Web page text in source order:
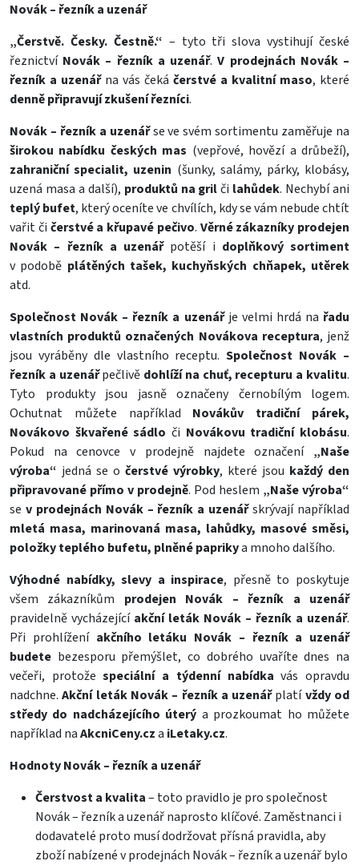
Novák – řezník a uzenář
„Čerstvě. Česky. Čestně.“ – tyto tři slova vystihují české
řeznictví Novák – řezník a uzenář.V prodejnách Novák –
řezník a uzenářna vás čeká čerstvé a kvalitní maso, které
denně připravují zkušení řezníci.
Novák – řezník a uzenářse ve svém sortimentu zaměřuje na
širokou nabídku českých mas (vepřové, hovězí a drůbeží),
zahraniční specialit, uzenin (šunky, salámy, párky, klobásy,
uzená masa a další), produktů na grilči lahůdek. Nechybí ani
teplý bufet, který oceníte ve chvílích, kdy se vám nebude chtít
vařit či čerstvé a křupavé pečivo. Věrné zákazníky prodejen
Novák – řezník a uzenářpotěší i doplňkový sortiment
v podobě plátěných tašek, kuchyňských chňapek, utěrek
atd.
Společnost Novák – řezník a uzenářje velmi hrdá na řadu
vlastních produktů označených Novákova receptura, jenž
jsou vyráběny dle vlastního receptu.Společnost Novák –
řezník a uzenářpečlivě dohlíží na chuť, recepturu a kvalitu.
Tyto produkty jsou jasně označeny černobílým logem.
Ochutnat můžete například Novákův tradiční párek,
Novákovo škvařené sádlo či Novákovu tradiční klobásu.
Pokud na cenovce v prodejně najdete označení „Naše
výroba“ jedná se o čerstvé výrobky, které jsou každý den
připravované přímo v prodejně. Pod heslem „Naše výroba“
se v prodejnách Novák – řezník a uzenářskrývají například
mletá masa, marinovaná masa, lahůdky, masové směsi,
položky teplého bufetu, plněné paprikya mnoho dalšího.
Výhodné nabídky, slevy a inspirace, přesně to poskytuje
všem zákazníkům prodejen Novák – řezník a uzenář
pravidelně vycházející akční leták Novák – řezník a uzenář.
Při prohlížení akčního letáku Novák – řezník a uzenář
budete bezesporu přemýšlet, co dobrého uvaříte dnes na
večeři, protožespeciální a týdenní nabídka vás opravdu
nadchne.Akční leták Novák – řezník a uzenářplatívždy od
středy do nadcházejícího úterý a prozkoumat ho můžete
například naAkcniCeny.cza iLetaky.cz.
Hodnoty Novák – řezník a uzenář
Čerstvost a kvalita– toto pravidlo je pro společnost
Novák – řezník a uzenář naprosto klíčové. Zaměstnanci i
dodavatelé proto musí dodržovat přísná pravidla, aby
zboží nabízené v prodejnách Novák – řezník a uzenář bylo